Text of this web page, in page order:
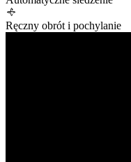
Ręczny obrót i pochylanie